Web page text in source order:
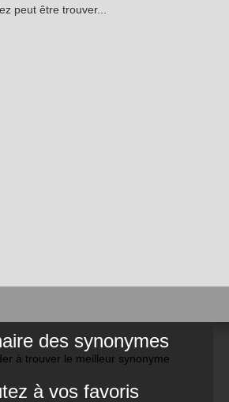
peut être trouver...
des synonymes
à trouver le meilleur synonyme
à vos favoris